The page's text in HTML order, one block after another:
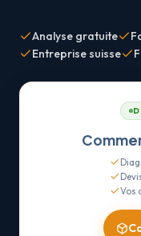
Analyse gratuite
Entreprise suisse
Vos